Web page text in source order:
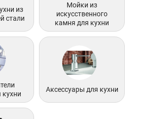
из
стали
Мойки из
искусственного
камня для кухни
кухни
Аксессуары для кухни